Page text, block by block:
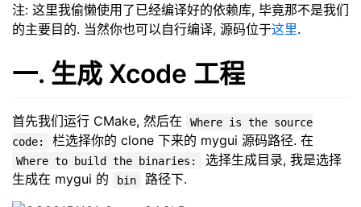
注: 这里我偷懒使用了已经编译好的依赖库, 毕竟那不是我们
的主要目的. 当然你也可以自行编译, 源码位于这里.
一. 生成 Xcode 工程
首先我们运行 CMake, 然后在
Where is the source
code:
栏选择你的 clone 下来的 mygui 源码路径. 在
Where to build the binaries:
选择生成目录, 我是选择
生成在 mygui 的
bin 路径下.